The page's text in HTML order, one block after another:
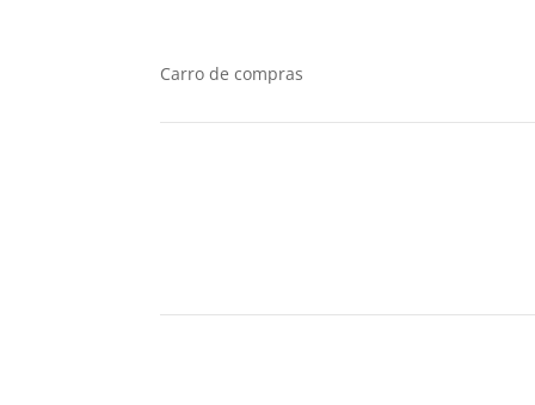
Carro de compras